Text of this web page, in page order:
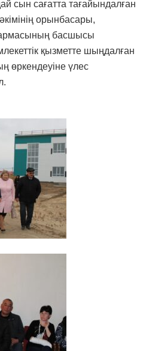
сын сағатта тағайындалған
орынбасары,
басшысы
қызметте шыңдалған
өркендеуіне үлес